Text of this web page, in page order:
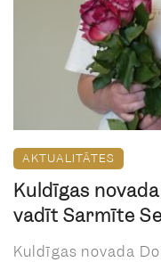
AKTUALITĀTES
Kuldīgas
vadīt Sarmīte
Kuldīgas novada